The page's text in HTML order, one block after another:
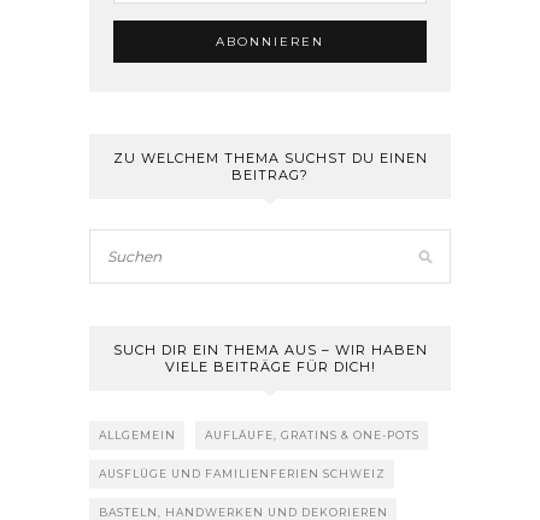
ZU WELCHEM THEMA SUCHST DU EINEN
BEITRAG?
SUCH DIR EIN THEMA AUS – WIR HABEN
VIELE BEITRÄGE FÜR DICH!
ALLGEMEIN AUFLÄUFE, GRATINS & ONE-POTS
AUSFLÜGE UND FAMILIENFERIEN SCHWEIZ
BASTELN, HANDWERKEN UND DEKORIEREN